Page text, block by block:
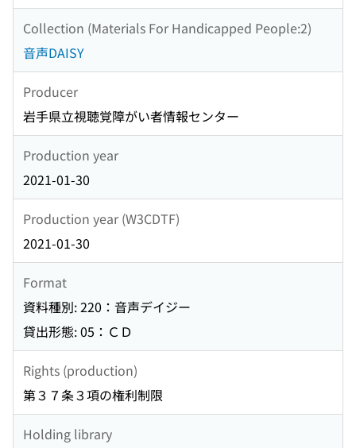
Collection (Materials For Handicapped People:2)
音声DAISY
Producer
岩手県立視聴覚障がい者情報センター
Production year
2021-01-30
Production year (W3CDTF)
2021-01-30
Format
資料種別: 220：音声デイジー
貸出形態: 05：ＣＤ
Rights (production)
第３７条３項の権利制限
Holding library